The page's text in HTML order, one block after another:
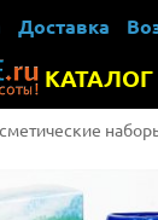
Доставка